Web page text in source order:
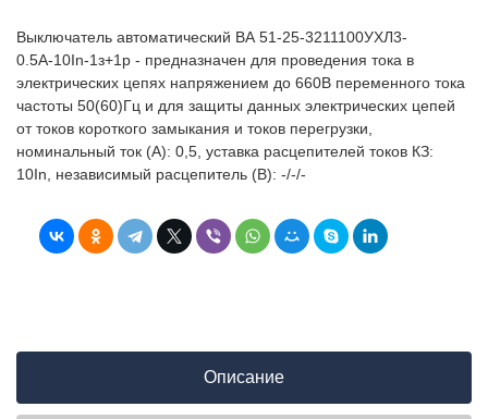
Выключатель автоматический ВА 51-25-3211100УХЛ3-
0.5А-10In-1з+1р - предназначен для проведения тока в
электрических цепях напряжением до 660В переменного тока
частоты 50(60)Гц и для защиты данных электрических цепей
от токов короткого замыкания и токов перегрузки,
номинальный ток (А): 0,5, уставка расцепителей токов КЗ:
10In, независимый расцепитель (В): -/-/-
Описание